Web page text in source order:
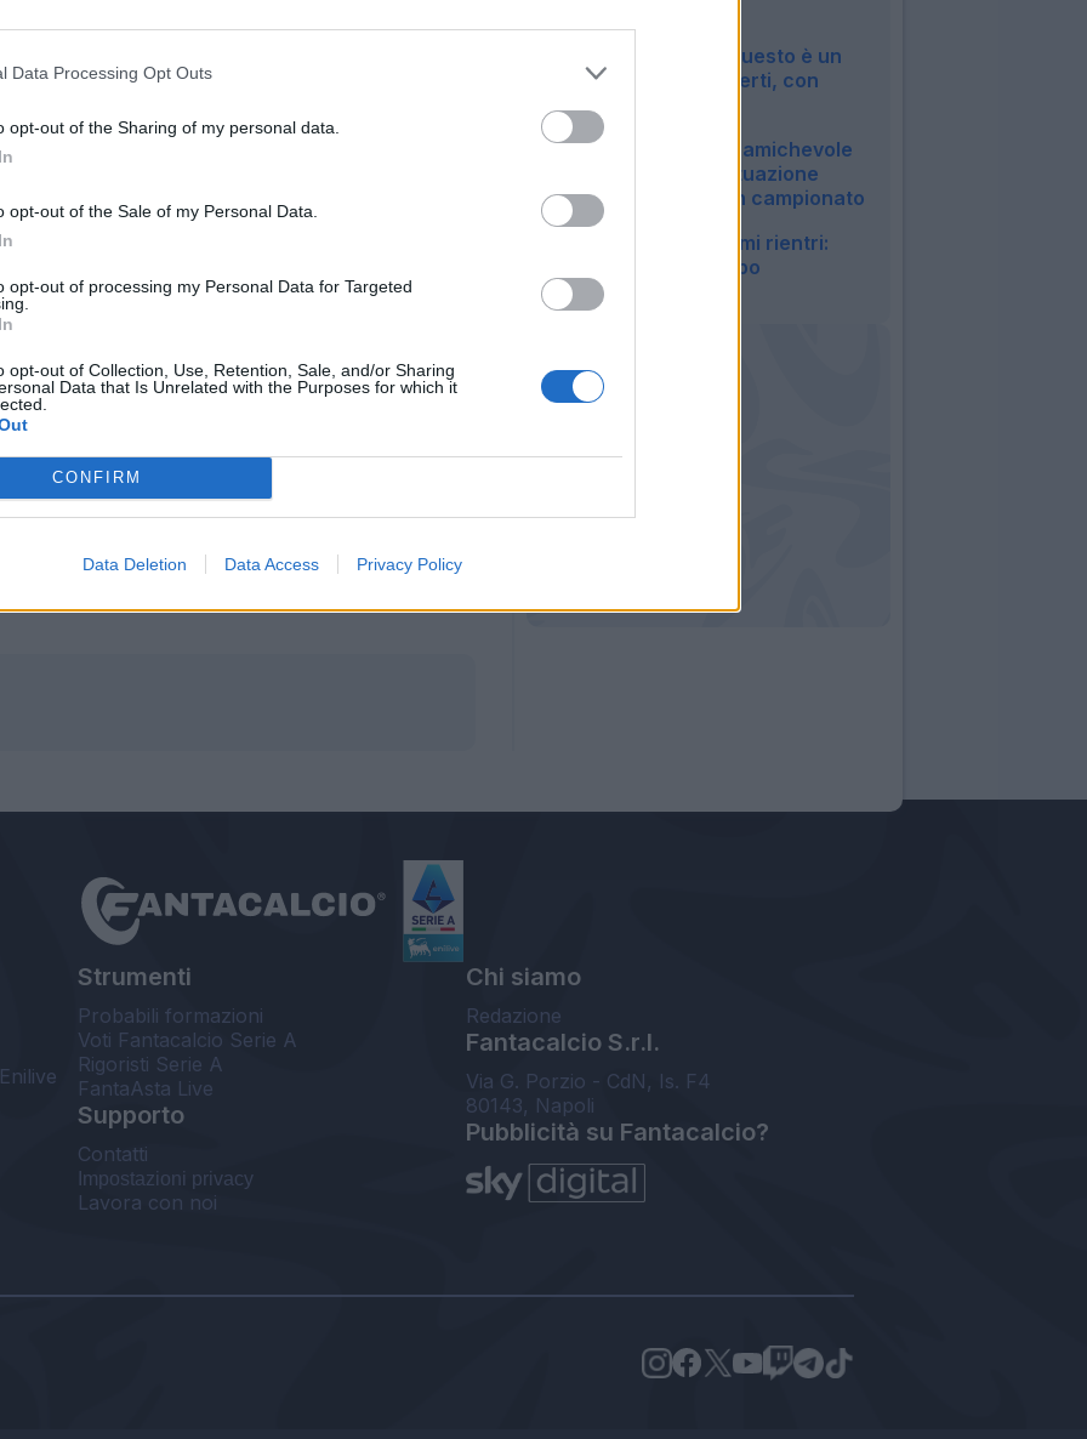
Data Processing Opt Outs
opt-out of the Sharing of my personal data.
opt-out of the Sale of my Personal Data.
opt-out of processing my Personal Data for Targeted
opt-out of Collection, Use, Retention, Sale, and/or Sharing
Data that Is Unrelated with the Purposes for which it
CONFIRM
Data Deletion Data Access Privacy Policy
nella lista dei convocabili:
gli scozzesi.
il suo posto a scapito di
diKovacic e Hernanes , ma dopo le
potrebbero essere rispolverati.
agli stessi uomini visti nella sfida
Handanovic.
a destra eSantona sinistra, anche se
12:04
Roma, Castro: "Questo è un
sogno a occhi aperti, con
09:07
Milan, Gila salta l'amichevole
col Chelsea: la situazione
verso il debutto in campionato
07:04
Inter, ecco gli ultimi rientri:
Akanji già in campo
06:57
Strumenti
Probabili formazioni
Voti Fantacalcio Serie A
Rigoristi Serie A
FantaAsta Live
Supporto
Contatti
Impostazioni privacy
Lavora con noi
Chi siamo
Redazione
Fantacalcio S.r.l.
Via G. Porzio - CdN, Is. F4
80143, Napoli
Pubblicità su Fantacalcio?